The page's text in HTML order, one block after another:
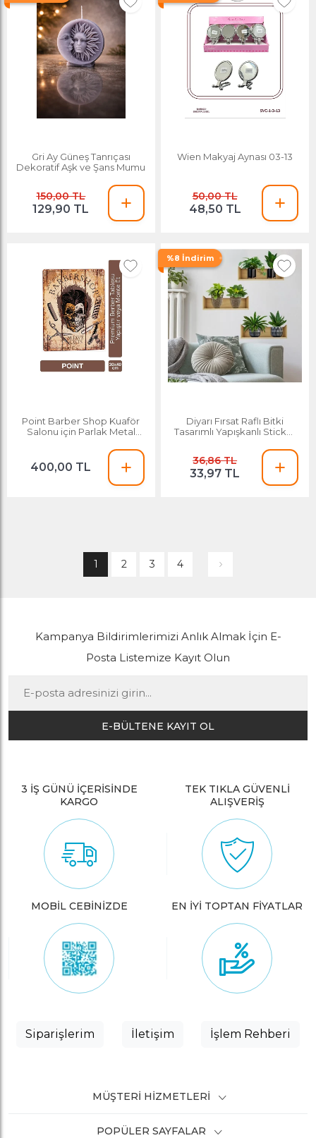
Gri Ay Güneş Tanrıçası
Dekoratif Aşk ve Şans Mumu
150,00 TL
129,90 TL
Wien Makyaj Aynası 03-13
50,00 TL
48,50 TL
Point Barber Shop Kuaför
Salonu için Parlak Metal
400,00 TL
%8 İndirim
Diyarı Fırsat Raflı Bitki
Tasarımlı Yapışkanlı Sticker
36,86 TL
33,97 TL
1 2 3 4
Kampanya Bildirimlerimizi Anlık Almak İçin E-
Posta Listemize Kayıt Olun
E-BÜLTENE KAYIT OL
3 İŞ GÜNÜ İÇERİSİNDE
KARGO
TEK TIKLA GÜVENLİ
ALIŞVERİŞ
MOBİL CEBİNİZDE EN İYİ TOPTAN FİYATLAR
Siparişlerim İletişim İşlem Rehberi
MÜŞTERI HIZMETLERI
POPÜLER SAYFALAR